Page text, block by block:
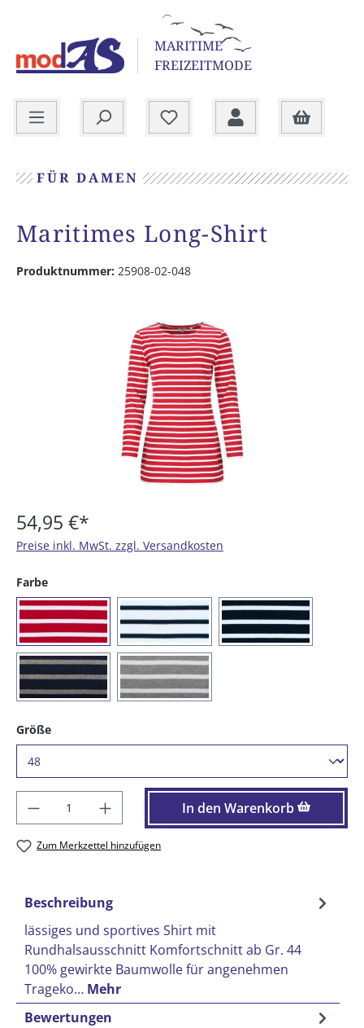
MARITIME
FREIZEITMODE
FÜR DAMEN
Maritimes Long-Shirt
Produktnummer: 25908-02-048
Bildergalerie überspringen
54,95 €*
Preise inkl. MwSt. zzgl. Versandkosten
Farbeauswählen
(02) rot / weiß (04) weiß / blau (05) blau / weiß
(56) blau / graumelange(91) graumelange / weiß
Größeauswählen
Produkt Anzahl: Gib den gewünschten
In den Warenkorb
Zum Merkzettel hinzufügen
Beschreibung
lässiges und sportives Shirt mit
Rundhalsausschnitt Komfortschnitt ab Gr. 44
100% gewirkte Baumwolle für angenehmen
Trageko… Mehr
Bewertungen